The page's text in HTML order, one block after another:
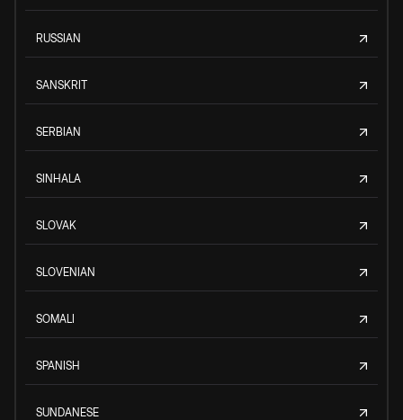
RUSSIAN
SANSKRIT
SERBIAN
SINHALA
SLOVAK
SLOVENIAN
SOMALI
SPANISH
SUNDANESE